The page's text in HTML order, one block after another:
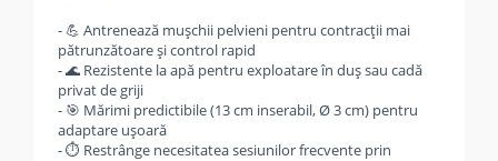
- 💪 Antrenează mușchii pelvieni pentru contracții mai
pătrunzătoare și control rapid
- 🌊 Rezistente la apă pentru exploatare în duș sau cadă
privat de griji
- 🎯 Mărimi predictibile (13 cm inserabil, Ø 3 cm) pentru
adaptare ușoară
- ⏱️ Restrânge necesitatea sesiunilor frecvente prin